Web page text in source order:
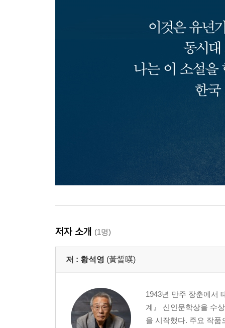
저자 소개 (1명)
저 : 황석영 (黃晳暎)
1943년 만주 장춘에서
계』 신인문학상을 수
을 시작했다. 주요 작품